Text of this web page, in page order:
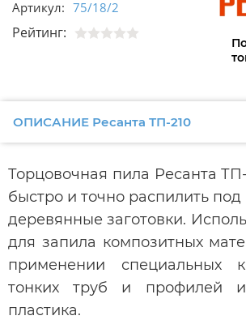
Артикул: 75/18/2
Рейтинг:
ОПИСАНИЕ Ресанта ТП-210
Торцовочная пила Ресанта
быстро и точно распилить
деревянные заготовки.
для запила композитных
применении специальных
тонких труб и профилей
пластика.